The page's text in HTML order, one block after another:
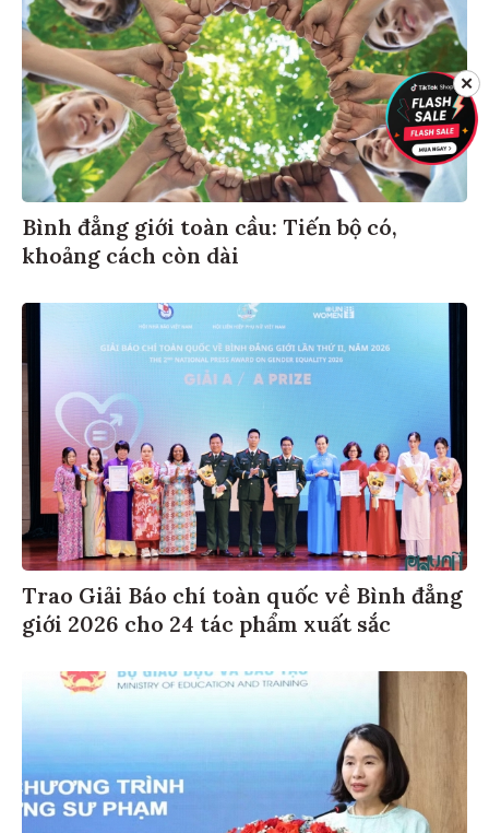
Bình đẳng giới toàn cầu: Tiến bộ có,
khoảng cách còn dài
Trao Giải Báo chí toàn quốc về Bình đẳng
giới 2026 cho 24 tác phẩm xuất sắc
✕